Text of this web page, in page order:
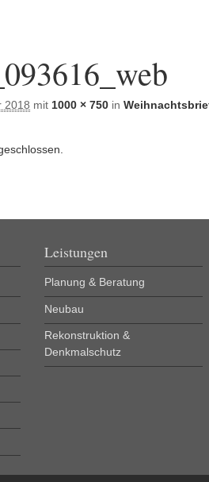
2018 mit 1000 × 750 in
Leistungen
Planung & Beratung
Neubau
Rekonstruktion &
Denkmalschutz